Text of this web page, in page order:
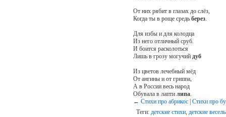
От них рябит в глазах до слёз,
Когда ты в роще средь берез.
Для избы и для колодца
Из него отличный сруб.
И боится расколоться
Лишь в грозу могучий дуб
Из цветов лечебный мёд
От ангины и от гриппа,
А в России весь народ
Обувала в лапти липа.
← Стихи про абрикос| Стихи про
Теги: детские стихи, детские